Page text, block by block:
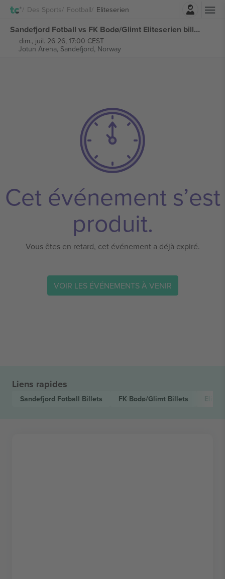
Des Sports Football EliteserienConnexion
Sandefjord Fotball vs FK Bodø/Glimt Eliteserien billets
dim., juil. 26 26, 17:00 CEST
Jotun Arena, Sandefjord, Norway
Cet événement s’est
produit.
Vous êtes en retard, cet événement a déjà expiré.
VOIR LES ÉVÉNEMENTS À VENIR
Liens rapides
Sandefjord Fotball Billets FK Bodø/Glimt Billets